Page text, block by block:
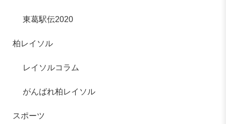
東葛駅伝2020
柏レイソル
レイソルコラム
がんばれ柏レイソル
スポーツ